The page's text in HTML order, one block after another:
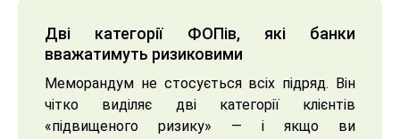
Дві категорії ФОПів, які банки
вважатимуть ризиковими
Меморандум не стосується всіх підряд. Він
чітко виділяє дві категорії клієнтів
«підвищеного ризику» — і якщо ви